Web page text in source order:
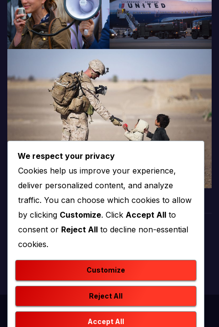
produkcija i emitiranje tv programa
Proudly powered by WordPress|Theme: newstack by
We respect your privacy
Cookies help us improve your experience,
deliver personalized content, and analyze
traffic. You can choose which cookies to allow
by clicking Customize. Click Accept All to
consent or Reject All to decline non-essential
cookies.
Customize
Reject All
Accept All